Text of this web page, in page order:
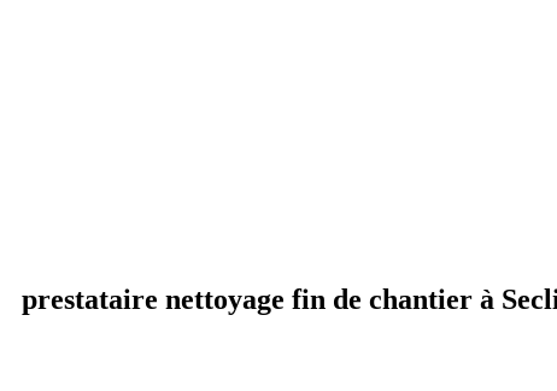
prestataire nettoyage fin de chantier à